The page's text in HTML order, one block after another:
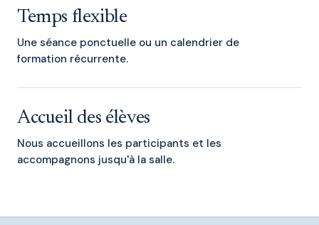
Temps flexible
Une séance ponctuelle ou un calendrier de
formation récurrente.
Accueil des élèves
Nous accueillons les participants et les
accompagnons jusqu'à la salle.